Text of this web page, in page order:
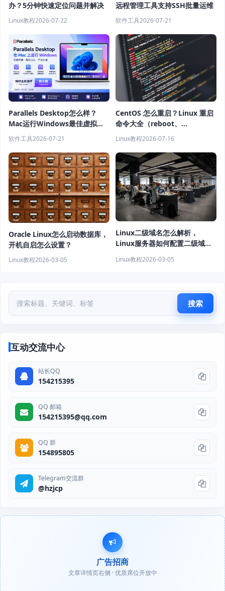
办？5分钟快速定位问题并解决
Linux教程2026-07-22
远程管理工具支持SSH批量运维
软件工具2026-07-21
Parallels Desktop怎么样？
Mac运行Windows最佳虚拟机
软件推荐
软件工具2026-07-21
CentOS 怎么重启？Linux 重启
命令大全（reboot、
shutdown、systemctl 教程）
Linux教程2026-07-16
Oracle Linux怎么启动数据库，
开机自启怎么设置？
Linux教程2026-03-05
Linux二级域名怎么解析，
Linux服务器如何配置二级域
Linux教程2026-03-05
搜索
互动交流中心
站长QQ
154215395
QQ 邮箱
154215395@qq.com
QQ 群
154895805
Telegram交流群
@hzjcp
广告招商
文章详情页右侧 · 优质席位开放中